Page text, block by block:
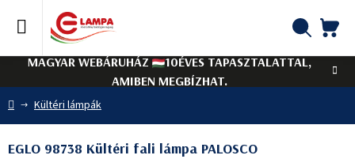
tartalomhoz
MAGYAR WEBÁRUHÁZ
10ÉVES TAPASZTALATTAL,
AMIBEN MEGBÍZHAT.
Kezdőlap
Kültéri lámpák
EGLO 98738 Kültéri fali lámpa PALOSCO